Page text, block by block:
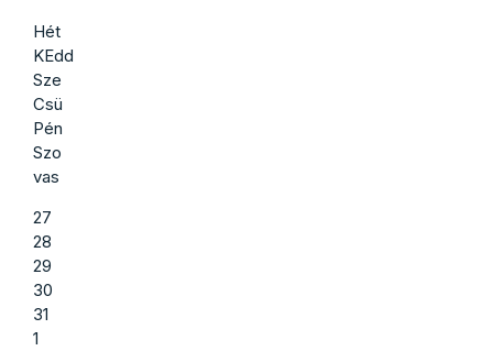
Hét
KEdd
Sze
Csü
Pén
Szo
vas
27
28
29
30
31
1